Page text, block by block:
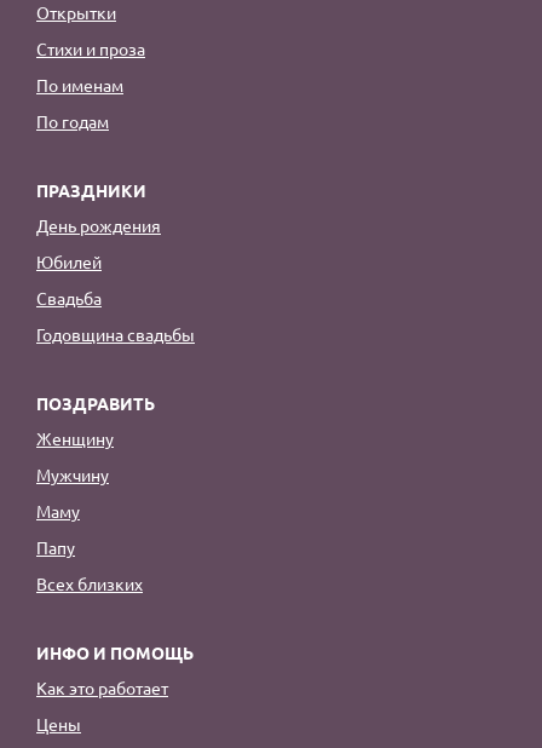
Открытки
Стихи и проза
По именам
По годам
ПРАЗДНИКИ
День рождения
Юбилей
Свадьба
Годовщина свадьбы
ПОЗДРАВИТЬ
Женщину
Мужчину
Маму
Папу
Всех близких
ИНФО И ПОМОЩЬ
Как это работает
Цены